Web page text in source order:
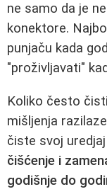
ne samo da je
konektore.
punjaču kada
"proživljavati"
Koliko često
mišljenja
čiste svoj
čišćenje i
godišnje do